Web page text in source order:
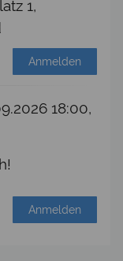
1,
Anmelden
18:00,
Anmelden